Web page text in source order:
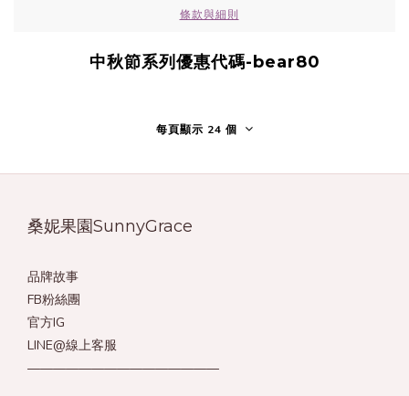
條款與細則
中秋節系列優惠代碼-bear80
每頁顯示 24 個
桑妮果園SunnyGrace
品牌故事
FB粉絲團
官方IG
LINE@線上客服
———————————————